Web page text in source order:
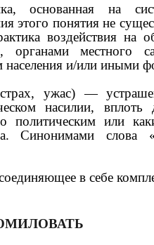
основанная на
этого понятия не
воздействия на
органами местного
населения и/или иными
ужас) —
насилии, вплоть
политическим или
Синонимами слова
в себе